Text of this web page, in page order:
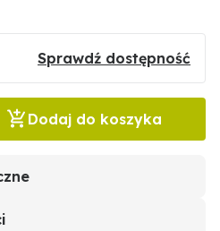
Sprawdź dostępność
Dodaj do koszyka